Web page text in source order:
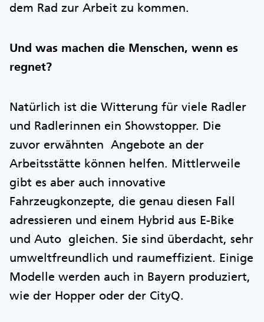
dem Rad zur Arbeit zu kommen.
Und was machen die Menschen, wenn es
regnet?
Natürlich ist die Witterung für viele Radler
und Radlerinnen ein Showstopper. Die
zuvor erwähnten Angebote an der
Arbeitsstätte können helfen. Mittlerweile
gibt es aber auch innovative
Fahrzeugkonzepte, die genau diesen Fall
adressieren und einem Hybrid aus E-Bike
und Auto gleichen. Sie sind überdacht, sehr
umweltfreundlich und raumeffizient. Einige
Modelle werden auch in Bayern produziert,
wie der Hopper oder der CityQ.